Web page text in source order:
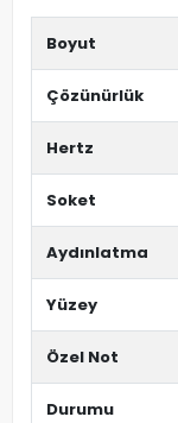
Boyut
Çözünürlük
Hertz
Soket
Aydınlatma
Yüzey
Özel Not
Durumu